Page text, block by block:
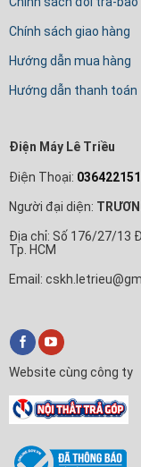
Chính sách giao hàng
Hướng dẫn mua hàng
Hướng dẫn thanh toán
Điện Máy Lê Triều
Điện Thoại:
Người đại diện:
Địa chỉ: Số 176/27/13
Tp. HCM
Email:
Website cùng công ty